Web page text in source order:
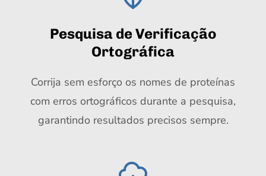
Pesquisa de Verificação
Ortográfica
Corrija sem esforço os nomes de proteínas
com erros ortográficos durante a pesquisa,
garantindo resultados precisos sempre.